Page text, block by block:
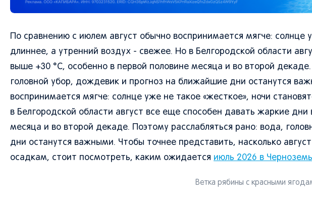
По сравнению с июлем август обычно воспринимается мягче: солнце
длиннее, а утренний воздух - свежее. Но в Белгородской области
выше +30 °C, особенно в первой половине месяца и во второй
головной убор, дождевик и прогноз на ближайшие дни останутся
воспринимается мягче: солнце уже не такое «жесткое», ночи
в Белгородской области август все еще способен давать жаркие
месяца и во второй декаде. Поэтому расслабляться рано: вода,
дни останутся важными. Чтобы точнее представить, насколько
осадкам, стоит посмотреть, каким ожидается июль 2026 в
Ветка рябины с красными